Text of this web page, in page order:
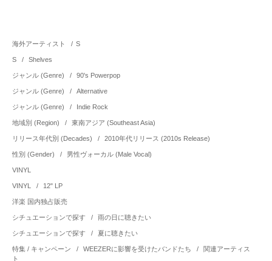
海外アーティスト / S
S / Shelves
ジャンル (Genre) / 90's Powerpop
ジャンル (Genre) / Alternative
ジャンル (Genre) / Indie Rock
地域別 (Region) / 東南アジア (Southeast Asia)
リリース年代別 (Decades) / 2010年代リリース (2010s Release)
性別 (Gender) / 男性ヴォーカル (Male Vocal)
VINYL
VINYL / 12" LP
洋楽 国内独占販売
シチュエーションで探す / 雨の日に聴きたい
シチュエーションで探す / 夏に聴きたい
特集 / キャンペーン / WEEZERに影響を受けたバンドたち /
関連アーティス
ト